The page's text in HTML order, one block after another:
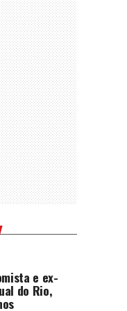
e ex-
do Rio,